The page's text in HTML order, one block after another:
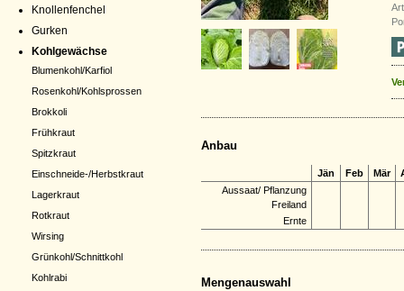
Knollenfenchel
Gurken
Kohlgewächse
Blumenkohl/Karfiol
Rosenkohl/Kohlsprossen
Brokkoli
Frühkraut
Spitzkraut
Einschneide-/Herbstkraut
Lagerkraut
Rotkraut
Wirsing
Grünkohl/Schnittkohl
Kohlrabi
Anbau
Jän Feb Mär
Aussaat/ Pflanzung
Freiland
Ernte
Mengenauswahl